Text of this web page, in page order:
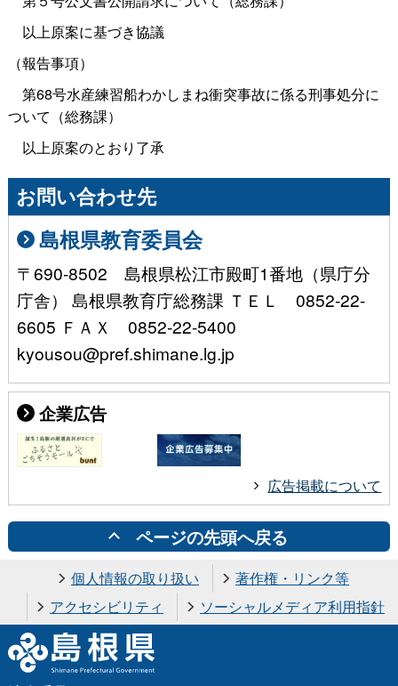
以上原案に基づき協議
（報告事項）
第68号水産練習船わかしまね衝突事故に係る刑事処分に
ついて（総務課）
以上原案のとおり了承
お問い合わせ先
島根県教育委員会
〒690-8502 島根県松江市殿町1番地（県庁分
庁舎） 島根県教育庁総務課 ＴＥＬ 0852-22-
6605 ＦＡＸ 0852-22-5400
kyousou@pref.shimane.lg.jp
企業広告
広告掲載について
ページの先頭へ戻る
個人情報の取り扱い
著作権・リンク等
アクセシビリティ
ソーシャルメディア利用指針